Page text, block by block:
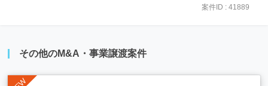
案件ID : 41889
その他のM&A・事業譲渡案件